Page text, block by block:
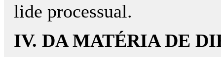
lide processual.
IV. DA MATÉRIA DE